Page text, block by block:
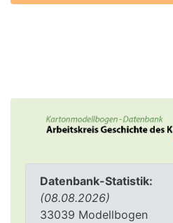
Datenbank-Statistik:
(08.08.2026)
33039 Modellbogen